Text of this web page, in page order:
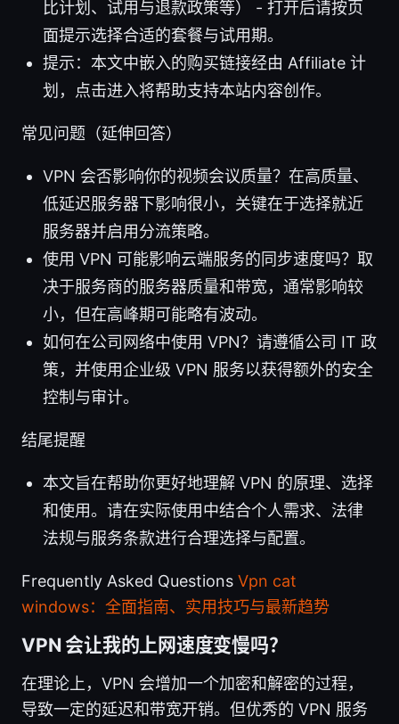
比计划、试用与退款政策等） - 打开后请按页
面提示选择合适的套餐与试用期。
提示：本文中嵌入的购买链接经由 Affiliate 计
划，点击进入将帮助支持本站内容创作。
常见问题（延伸回答）
VPN 会否影响你的视频会议质量？在高质量、
低延迟服务器下影响很小，关键在于选择就近
服务器并启用分流策略。
使用 VPN 可能影响云端服务的同步速度吗？取
决于服务商的服务器质量和带宽，通常影响较
小，但在高峰期可能略有波动。
如何在公司网络中使用 VPN？请遵循公司 IT 政
策，并使用企业级 VPN 服务以获得额外的安全
控制与审计。
结尾提醒
本文旨在帮助你更好地理解 VPN 的原理、选择
和使用。请在实际使用中结合个人需求、法律
法规与服务条款进行合理选择与配置。
Frequently Asked Questions Vpn cat
windows：全面指南、实用技巧与最新趋势
VPN 会让我的上网速度变慢吗？
在理论上，VPN 会增加一个加密和解密的过程，
导致一定的延迟和带宽开销。但优秀的 VPN 服务